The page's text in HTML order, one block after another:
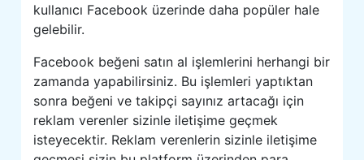
kullanıcı Facebook üzerinde daha popüler hale
gelebilir.
Facebook beğeni satın al işlemlerini herhangi bir
zamanda yapabilirsiniz. Bu işlemleri yaptıktan
sonra beğeni ve takipçi sayınız artacağı için
reklam verenler sizinle iletişime geçmek
isteyecektir. Reklam verenlerin sizinle iletişime